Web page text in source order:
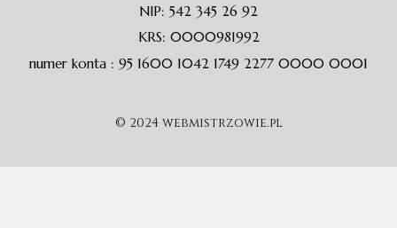
NIP: 542 345 26 92
KRS: 0000981992
numer konta : 95 1600 1042 1749 2277 0000 0001
© 2024 webmistrzowie.pl